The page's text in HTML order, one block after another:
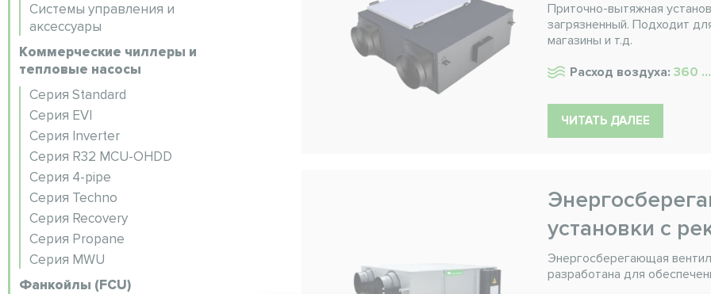
Системы управления и
аксессуары
Коммерческие чиллеры и
тепловые насосы
Серия Standard
Серия EVI
Серия Inverter
Серия R32 MCU-OHDD
Серия 4-pipe
Серия Techno
Серия Recovery
Серия Propane
Серия MWU
Фанкойлы (FCU)
Приточно-вытяжная
загрязненный. Подходит
магазины и т.д.
Расход воздуха: 360
ЧИТАТЬ ДАЛЕЕ
установки с
Энергосберегающая
разработана для